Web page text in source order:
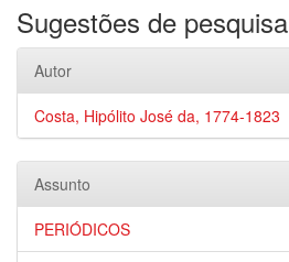
Sugestões de pesquisa
Autor
Costa, Hipólito José da, 1774-1823
Assunto
PERIÓDICOS